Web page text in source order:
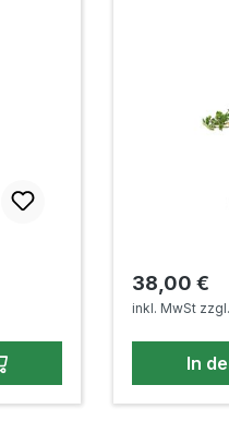
Regulärer
38,00 €
inkl. MwSt
In